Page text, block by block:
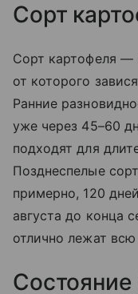
Сорт
Сорт картофеля —
от которого
Ранние
уже через 45–60
подходят для
Позднеспелые
примерно, 120
августа до конца
отлично лежат всю
Состояние